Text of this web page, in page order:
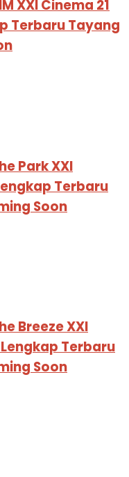
XXI Cinema 21
Terbaru Tayang
Park XXI
Terbaru
Soon
Breeze XXI
Terbaru
Soon